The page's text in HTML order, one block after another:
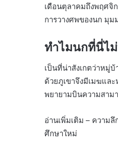
เดือนตุลาคมถึงพฤศจิ
การวางศพของนก มุ
ทำไมนกที่นี่ไ
เป็นที่น่าสังเกตว่าหมู่
ด้วยภูเขาจึงมีเมฆแล
พยายามบินความสาม
อ่านเพิ่มเติม – ความ
ศึกษาใหม่